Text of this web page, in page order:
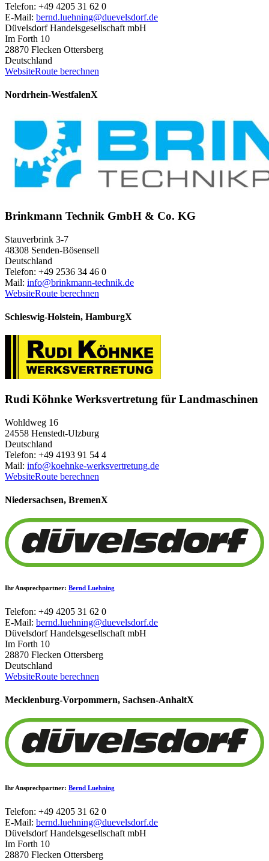
Telefon: +49 4205 31 62 0
E-Mail: bernd.luehning@duevelsdorf.de
Düvelsdorf Handelsgesellschaft mbH
Im Forth 10
28870 Flecken Ottersberg
Deutschland
WebsiteRoute berechnen
Nordrhein-WestfalenX
Brinkmann Technik GmbH & Co. KG
Stauverbrink 3-7
48308 Senden-Bösensell
Deutschland
Telefon: +49 2536 34 46 0
Mail: info@brinkmann-technik.de
WebsiteRoute berechnen
Schleswig-Holstein, HamburgX
Rudi Köhnke Werksvertretung für Landmaschinen
Wohldweg 16
24558 Henstedt-Ulzburg
Deutschland
Telefon: +49 4193 91 54 4
Mail: info@koehnke-werksvertretung.de
WebsiteRoute berechnen
Niedersachsen, BremenX
Ihr Ansprechpartner: Bernd Luehning
Telefon: +49 4205 31 62 0
E-Mail: bernd.luehning@duevelsdorf.de
Düvelsdorf Handelsgesellschaft mbH
Im Forth 10
28870 Flecken Ottersberg
Deutschland
WebsiteRoute berechnen
Mecklenburg-Vorpommern, Sachsen-AnhaltX
Ihr Ansprechpartner: Bernd Luehning
Telefon: +49 4205 31 62 0
E-Mail: bernd.luehning@duevelsdorf.de
Düvelsdorf Handelsgesellschaft mbH
Im Forth 10
28870 Flecken Ottersberg